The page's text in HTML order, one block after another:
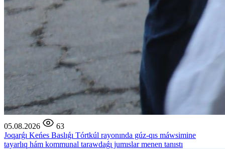
05.08.2026
63
Joqarǵı Keńes Baslıǵı Tórtkúl rayonında gúz-qıs máwsimine
tayarlıq hám kommunal tarawdaǵı jumıslar menen tanıstı